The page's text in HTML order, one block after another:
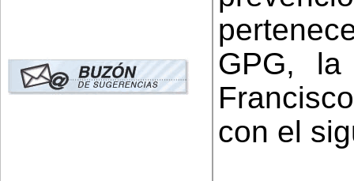
GPG,
con el